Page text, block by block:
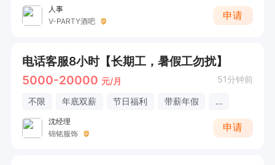
人事
V-PARTY酒吧
申请
电话客服8小时【长期工，暑假工勿扰】
5000-20000 元/月 51分钟前
不限 年底双薪 节日福利 带薪年假 ...
沈经理
锦铭服饰
申请